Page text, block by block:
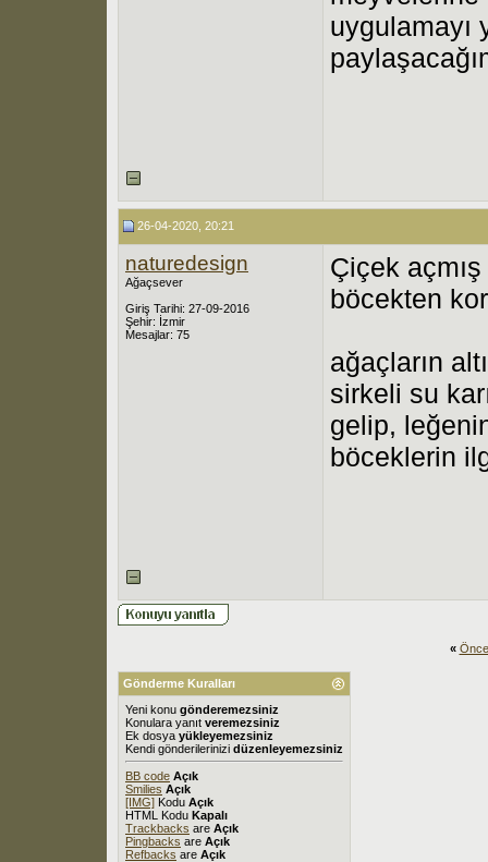
uygulamayı
26-04-2020, 20:21
naturedesign
Ağaçsever
Giriş Tarihi: 27-09-2016
Şehir: İzmir
Mesajlar: 75
Çiçek
böcekten
ağaçların
sirkeli su
gelip,
böceklerin
«
Gönderme Kuralları
Yeni konu gönderemezsiniz
Konulara yanıt veremezsiniz
Ek dosya yükleyemezsiniz
Kendi gönderilerinizi düzenleyemezsiniz
BB code Açık
Smilies Açık
[IMG] Kodu Açık
HTML Kodu Kapalı
Trackbacks are Açık
Pingbacks are Açık
Refbacks are Açık